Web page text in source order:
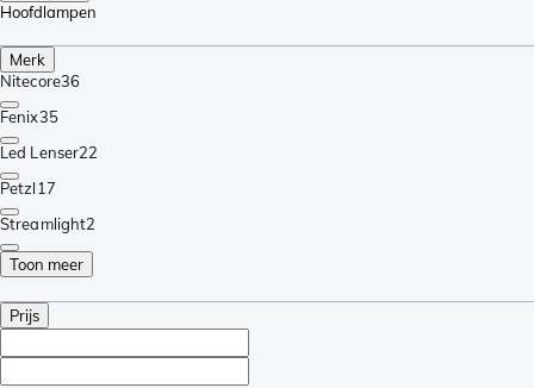
Hoofdlampen
Merk
Nitecore36
Fenix35
Led Lenser22
Petzl17
Streamlight2
Toon meer
Prijs